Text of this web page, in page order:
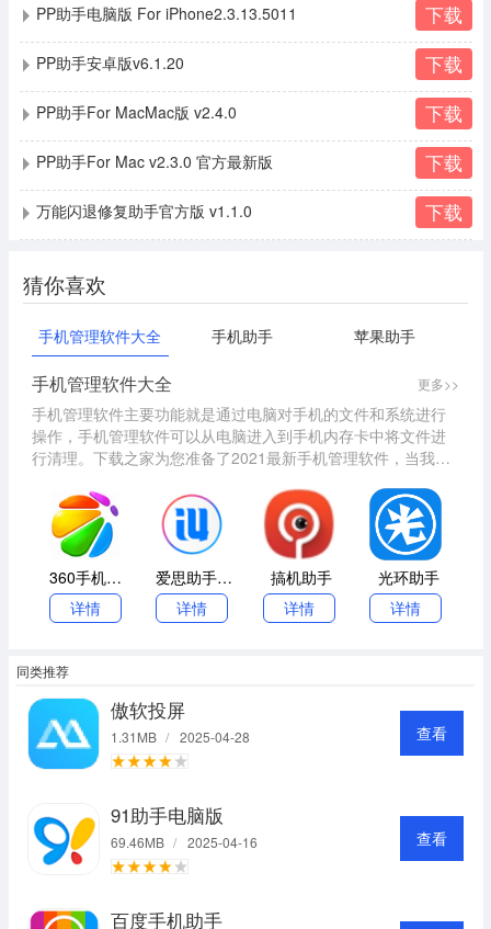
PP助手电脑版 For iPhone2.3.13.5011 下载
PP助手安卓版v6.1.20 下载
PP助手For MacMac版 v2.4.0 下载
PP助手For Mac v2.3.0 官方最新版 下载
万能闪退修复助手官方版 v1.1.0 下载
猜你喜欢
手机管理软件大全 手机助手 苹果助手
手机管理软件大全 更多>>
手机管理软件主要功能就是通过电脑对手机的文件和系统进行
操作，手机管理软件可以从电脑进入到手机内存卡中将文件进
行清理。下载之家为您准备了2021最新手机管理软件，当我们
来解决一系列的问题。
360手机助手官方版
详情
爱思助手Windows版
详情
搞机助手
详情
光环助手
详情
同类推荐
傲软投屏
1.31MB / 2025-04-28 查看
91助手电脑版
69.46MB / 2025-04-16 查看
百度手机助手